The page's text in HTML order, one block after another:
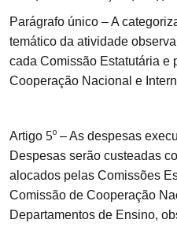
Parágrafo único – A
temático da atividade
cada Comissão Estatutária e
Cooperação Nacional e
Artigo 5º – As despesas
Despesas serão custeadas
alocados pelas Comissões
Comissão de Cooperação
Departamentos de Ensino,